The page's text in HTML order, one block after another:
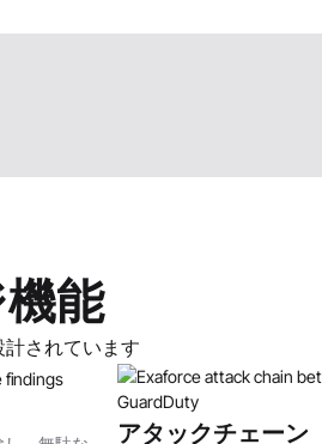
能
されています
アタックチェーン